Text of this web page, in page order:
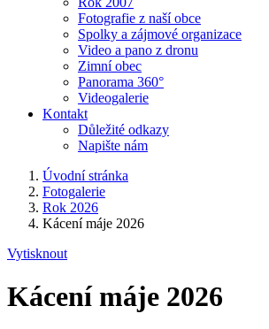
Fotografie z naší obce
Spolky a zájmové organizace
Video a pano z dronu
Zimní obec
Panorama 360°
Videogalerie
Kontakt
Důležité odkazy
Napište nám
Úvodní stránka
Fotogalerie
Rok 2026
Kácení máje 2026
Vytisknout
Kácení máje 2026